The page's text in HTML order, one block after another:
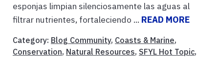
esponjas limpian silenciosamente las aguas al
filtrar nutrientes, fortaleciendo ... READ MORE
Category: Blog Community, Coasts & Marine,
Conservation, Natural Resources, SFYL Hot Topic,